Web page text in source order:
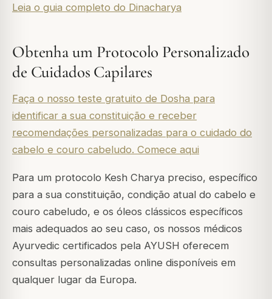
Leia o guia completo do Dinacharya
Obtenha um Protocolo Personalizado
de Cuidados Capilares
Faça o nosso teste gratuito de Dosha para
identificar a sua constituição e receber
recomendações personalizadas para o cuidado do
cabelo e couro cabeludo. Comece aqui
Para um protocolo Kesh Charya preciso, específico
para a sua constituição, condição atual do cabelo e
couro cabeludo, e os óleos clássicos específicos
mais adequados ao seu caso, os nossos médicos
Ayurvedic certificados pela AYUSH oferecem
consultas personalizadas online disponíveis em
qualquer lugar da Europa.